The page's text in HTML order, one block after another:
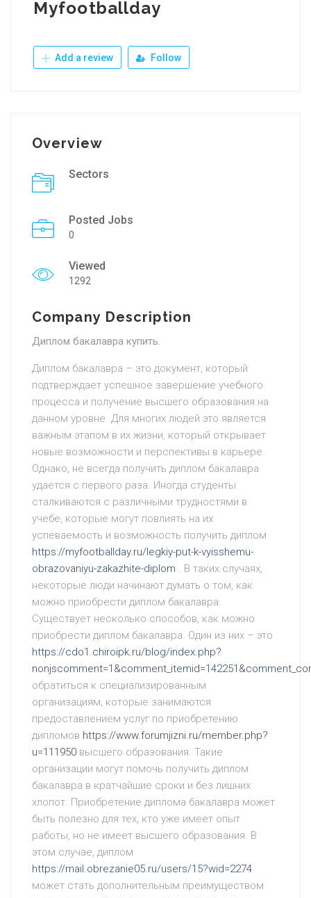
Myfootballday
Add a review Follow
Overview
Sectors
Posted Jobs
0
Viewed
1292
Company Description
Диплом бакалавра купить.
Диплом бакалавра – это документ, который
подтверждает успешное завершение учебного
процесса и получение высшего образования на
данном уровне. Для многих людей это является
важным этапом в их жизни, который открывает
новые возможности и перспективы в карьере.
Однако, не всегда получить диплом бакалавра
удается с первого раза. Иногда студенты
сталкиваются с различными трудностями в
учебе, которые могут повлиять на их
успеваемость и возможность получить диплом
https://myfootballday.ru/legkiy-put-k-vyisshemu-
obrazovaniyu-zakazhite-diplom . В таких случаях,
некоторые люди начинают думать о том, как
можно приобрести диплом бакалавра.
Существует несколько способов, как можно
приобрести диплом бакалавра. Один из них – это
https://cdo1.chiroipk.ru/blog/index.php?
обратиться к специализированным
организациям, которые занимаются
предоставлением услуг по приобретению
дипломов https://www.forumjizni.ru/member.php?
u=111950 высшего образования. Такие
организации могут помочь получить диплом
бакалавра в кратчайшие сроки и без лишних
хлопот. Приобретение диплома бакалавра может
быть полезно для тех, кто уже имеет опыт
работы, но не имеет высшего образования. В
этом случае, диплом
https://mail.obrezanie05.ru/users/15?wid=2274
может стать дополнительным преимуществом